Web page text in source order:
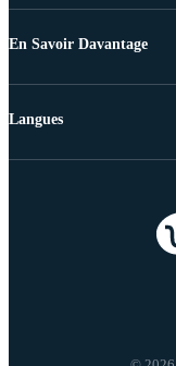
En Savoir Davantage
Langues